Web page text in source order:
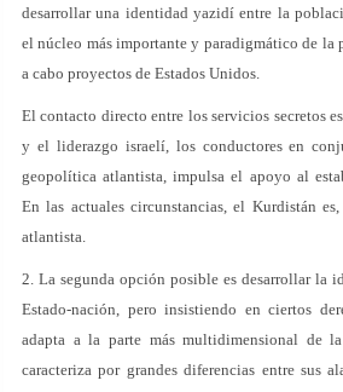
desarrollar una identidad yazidí entre la
el núcleo más importante y paradigmático de la
a cabo proyectos de Estados Unidos.
El contacto directo entre los servicios secretos
y el liderazgo israelí, los conductores en
geopolítica atlantista, impulsa el apoyo al
En las actuales circunstancias, el Kurdistán
atlantista.
2. La segunda opción posible es desarrollar la
Estado-nación, pero insistiendo en ciertos
adapta a la parte más multidimensional de
caracteriza por grandes diferencias entre sus